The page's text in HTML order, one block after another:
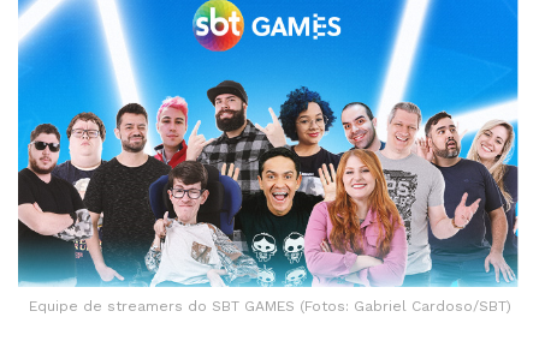
Equipe de streamers do SBT GAMES (Fotos: Gabriel Cardoso/SBT)